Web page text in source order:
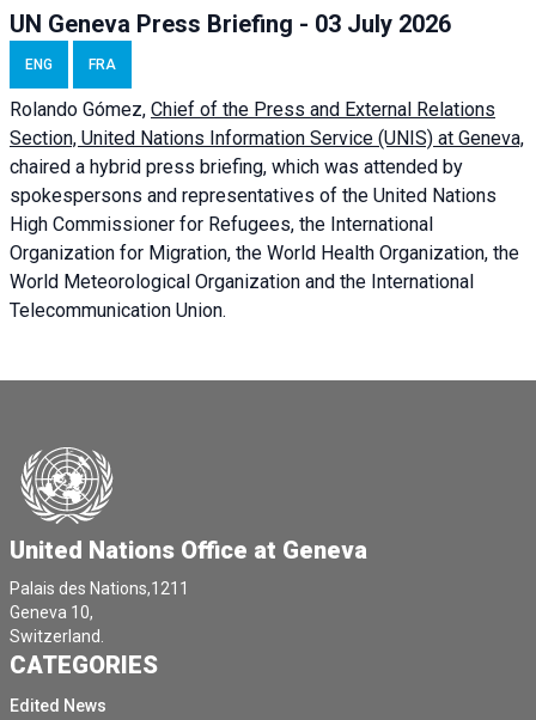
UN Geneva Press Briefing - 03 July 2026
ENG FRA
Rolando Gómez, Chief of the Press and External Relations
Section, United Nations Information Service (UNIS) at Geneva,
chaired a hybrid press briefing, which was attended by
spokespersons and representatives of the United Nations
High Commissioner for Refugees, the International
Organization for Migration, the World Health Organization, the
World Meteorological Organization and the International
Telecommunication Union.
United Nations Office at Geneva
Palais des Nations,1211
Geneva 10,
Switzerland.
CATEGORIES
Edited News